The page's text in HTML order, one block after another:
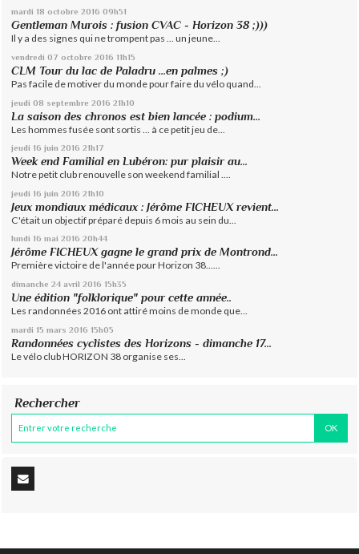
mardi 18 octobre 2016 09h51
Gentleman Murois : fusion CVAC - Horizon 38 ;)))
Il y a des signes qui ne trompent pas ... un jeune...
vendredi 07 octobre 2016 11h15
CLM Tour du lac de Paladru ...en palmes ;)
Pas facile de motiver du monde pour faire du vélo quand...
jeudi 08 septembre 2016 21h10
La saison des chronos est bien lancée : podium...
Les hommes fusée sont sortis ... à ce petit jeu de...
jeudi 16 juin 2016 21h17
Week end Familial en Lubéron: pur plaisir au...
Notre petit club renouvelle son weekend familial ....
jeudi 16 juin 2016 21h10
Jeux mondiaux médicaux : Jérôme FICHEUX revient...
C'était un objectif préparé depuis 6 mois au sein du...
lundi 16 mai 2016 20h44
Jérôme FICHEUX gagne le grand prix de Montrond...
Première victoire de l'année pour Horizon 38......
dimanche 24 avril 2016 15h35
Une édition "folklorique" pour cette année..
Les randonnées 2016 ont attiré moins de monde que...
mardi 15 mars 2016 15h05
Randonnées cyclistes des Horizons - dimanche 17...
Le vélo club HORIZON 38 organise ses...
Rechercher